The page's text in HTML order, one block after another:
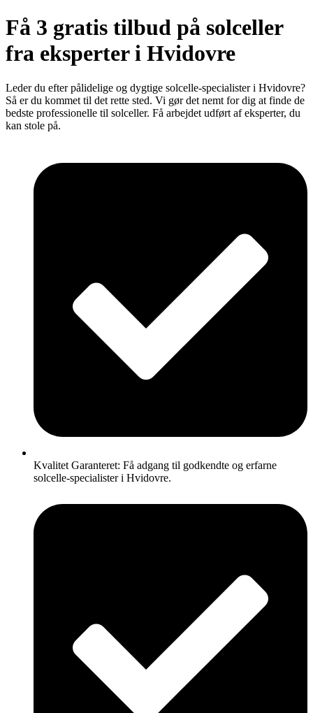
Få 3 gratis tilbud på solceller
fra eksperter i Hvidovre
Leder du efter pålidelige og dygtige solcelle-specialister i Hvidovre?
Så er du kommet til det rette sted. Vi gør det nemt for dig at finde de
bedste professionelle til solceller. Få arbejdet udført af eksperter, du
kan stole på.
Kvalitet Garanteret: Få adgang til godkendte og erfarne
solcelle-specialister i Hvidovre.